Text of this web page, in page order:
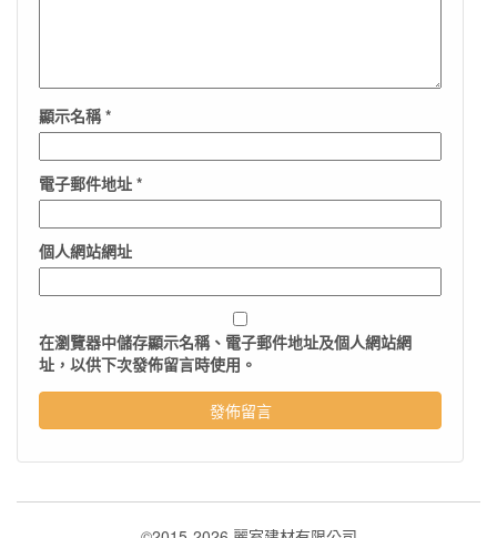
顯示名稱*
電子郵件地址 *
個人網站網址
在瀏覽器中儲存顯示名稱、電子郵件地址及個人網站網
址，以供下次發佈留言時使用。